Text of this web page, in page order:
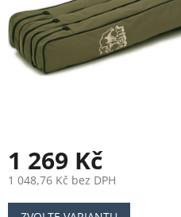
1 269 Kč
1 048,76 Kč bez DPH
Měrná